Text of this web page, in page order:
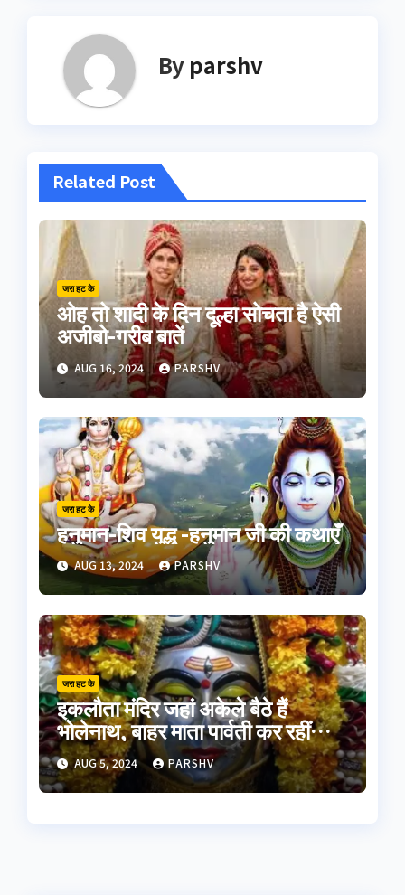
By parshv
Related Post
जरा हट के
ओह तो शादी के दिन दूल्हा सोचता है ऐसी
अजीबो-गरीब बातें
AUG 16, 2024 PARSHV
जरा हट के
हनुमान-शिव युद्ध -हनुमान जी की कथाएँ
AUG 13, 2024 PARSHV
जरा हट के
इकलौता मंदिर जहां अकेले बैठे हैं
भोलेनाथ, बाहर माता पार्वती कर रहीं
इंतजार
AUG 5, 2024 PARSHV